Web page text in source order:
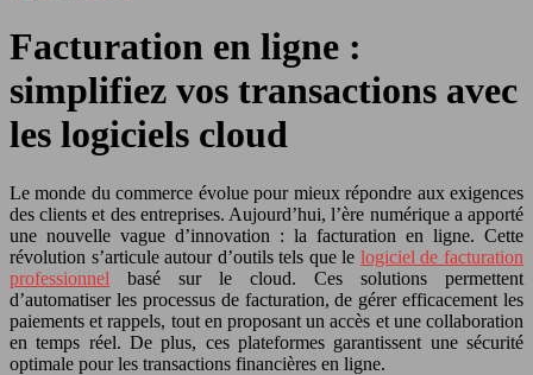
Facturation en ligne :
simplifiez vos transactions avec
les logiciels cloud
Le monde du commerce évolue pour mieux répondre aux exigences
des clients et des entreprises. Aujourd’hui, l’ère numérique a apporté
une nouvelle vague d’innovation : la facturation en ligne. Cette
révolution s’articule autour d’outils tels que le logiciel de facturation
professionnel basé sur le cloud. Ces solutions permettent
d’automatiser les processus de facturation, de gérer efficacement les
paiements et rappels, tout en proposant un accès et une collaboration
en temps réel. De plus, ces plateformes garantissent une sécurité
optimale pour les transactions financières en ligne.